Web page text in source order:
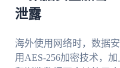
泄露
海外使用网络时，数据
用AES-256加密技术，